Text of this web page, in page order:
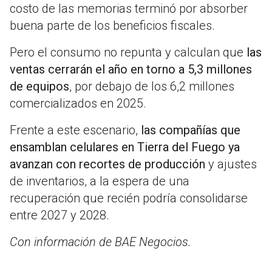
costo de las memorias terminó por absorber
buena parte de los beneficios fiscales.
Pero el consumo no repunta y calculan que las
ventas cerrarán el año en torno a 5,3 millones
de equipos, por debajo de los 6,2 millones
comercializados en 2025.
Frente a este escenario, las compañías que
ensamblan celulares en Tierra del Fuego ya
avanzan con recortes de producción y ajustes
de inventarios, a la espera de una
recuperación que recién podría consolidarse
entre 2027 y 2028.
Con información de BAE Negocios.